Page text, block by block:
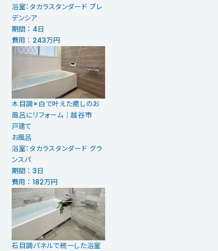
浴室：タカラスタンダード プレ
デンシア
期間 ： 4日
費用 ： 243万円
木目調×白で叶えた癒しのお
風呂にリフォーム｜越谷市
戸建て
お風呂
浴室：タカラスタンダード グラ
ンスパ
期間 ： 3日
費用 ： 182万円
石目調パネルで統一した浴室